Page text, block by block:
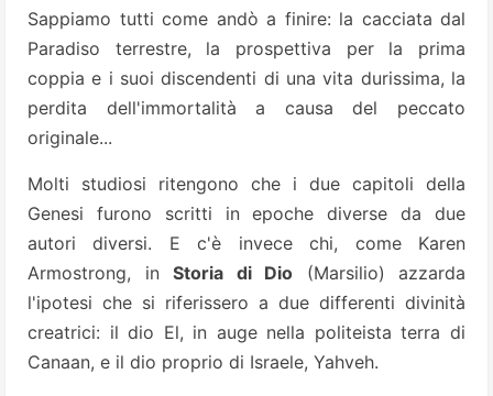
Sappiamo tutti come andò a finire: la cacciata dal
Paradiso terrestre, la prospettiva per la prima
coppia e i suoi discendenti di una vita durissima, la
perdita dell'immortalità a causa del peccato
originale...
Molti studiosi ritengono che i due capitoli della
Genesi furono scritti in epoche diverse da due
autori diversi. E c'è invece chi, come Karen
Armostrong, in Storia di Dio (Marsilio) azzarda
l'ipotesi che si riferissero a due differenti divinità
creatrici: il dio El, in auge nella politeista terra di
Canaan, e il dio proprio di Israele, Yahveh.